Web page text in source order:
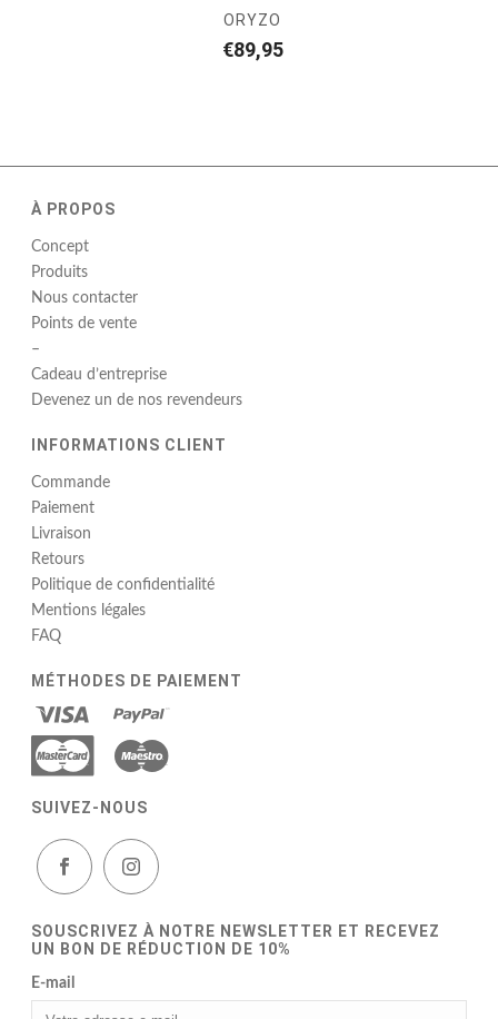
ORYZO
€89,95
À PROPOS
Concept
Produits
Nous contacter
Points de vente
–
Cadeau d’entreprise
Devenez un de nos revendeurs
INFORMATIONS CLIENT
Commande
Paiement
Livraison
Retours
Politique de confidentialité
Mentions légales
FAQ
MÉTHODES DE PAIEMENT
SUIVEZ-NOUS
SOUSCRIVEZ À NOTRE NEWSLETTER ET RECEVEZ
UN BON DE RÉDUCTION DE 10%
E-mail